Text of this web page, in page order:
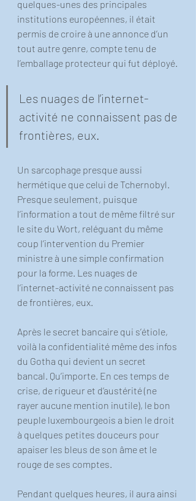
quelques-unes des principales
institutions européennes, il était
permis de croire à une annonce d’un
tout autre genre, compte tenu de
l’emballage protecteur qui fut déployé.
Les nuages de l’internet-
activité ne connaissent pas de
frontières, eux.
Un sarcophage presque aussi
hermétique que celui de Tchernobyl.
Presque seulement, puisque
l’information a tout de même filtré sur
le site du Wort, reléguant du même
coup l’intervention du Premier
ministre à une simple confirmation
pour la forme. Les nuages de
l’internet-activité ne connaissent pas
de frontières, eux.
Après le secret bancaire qui s’étiole,
voilà la confidentialité même des infos
du Gotha qui devient un secret
bancal. Qu’importe. En ces temps de
crise, de rigueur et d’austérité (ne
rayer aucune mention inutile), le bon
peuple luxembourgeois a bien le droit
à quelques petites douceurs pour
apaiser les bleus de son âme et le
rouge de ses comptes.
Pendant quelques heures, il aura ainsi